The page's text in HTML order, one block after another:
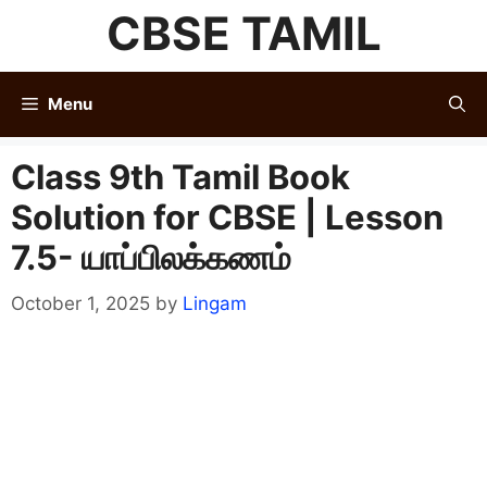
content
CBSE TAMIL
Menu
Class 9th Tamil Book
Solution for CBSE | Lesson
7.5- யாப்பிலக்கணம்
October 1, 2025 by Lingam